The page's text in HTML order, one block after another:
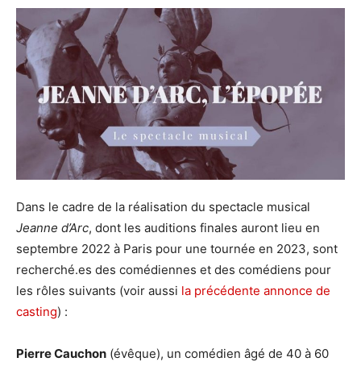
Dans le cadre de la réalisation du spectacle musical
Jeanne d’Arc, dont les auditions finales auront lieu en
septembre 2022 à Paris pour une tournée en 2023, sont
recherché.es des comédiennes et des comédiens pour
les rôles suivants (voir aussi la précédente annonce de
casting) :
Pierre Cauchon (évêque), un comédien âgé de 40 à 60